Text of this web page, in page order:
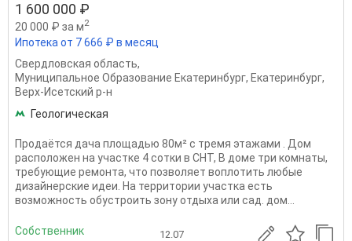
1 600 000 ₽
20 000 ₽ за м2
Ипотека от 7 666 ₽ в месяц
Свердловская область,
Муниципальное Образование Екатеринбург, Екатеринбург,
Верх-Исетский р-н
Геологическая
Продаётся дача площадью 80м² с тремя этажами . Дом
расположен на участке 4 сотки в СНТ, В доме три комнаты,
требующие ремонта, что позволяет воплотить любые
дизайнерские идеи. На территории участка есть
возможность обустроить зону отдыха или сад. дом...
Собственник 12.07